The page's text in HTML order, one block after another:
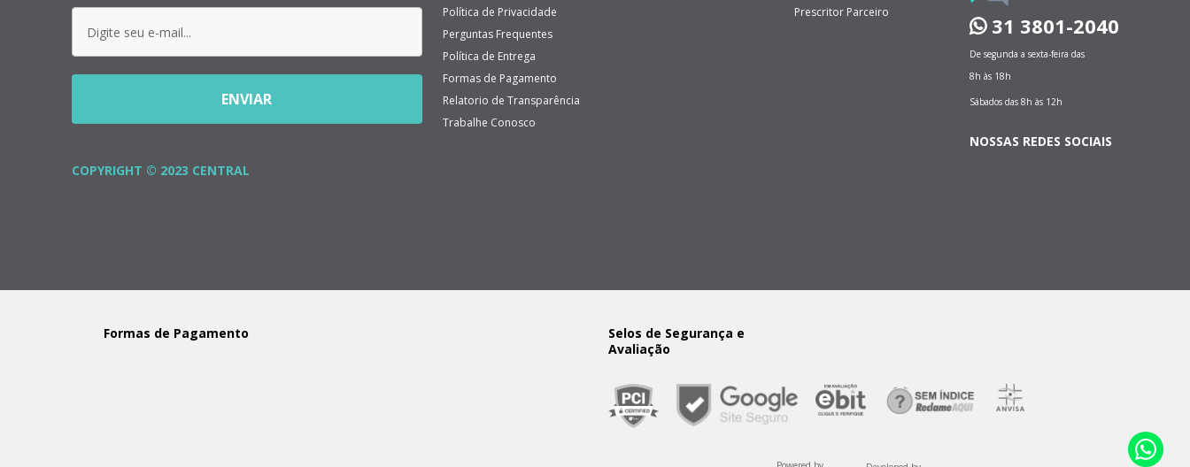
ENVIAR
COPYRIGHT © 2023 CENTRAL
Política de Privacidade
Perguntas Frequentes
Política de Entrega
Formas de Pagamento
Relatorio de Transparência
Trabalhe Conosco
Prescritor Parceiro
31 3801-2040
De segunda a sexta-feira das
8h às 18h
Sábados das 8h às 12h
NOSSAS REDES SOCIAIS
Formas de Pagamento
Selos de Segurança e
Avaliação